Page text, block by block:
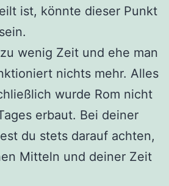
ist, könnte dieser Punkt
wenig Zeit und ehe man
nichts mehr. Alles
wurde Rom nicht
erbaut. Bei deiner
du stets darauf achten,
Mitteln und deiner Zeit